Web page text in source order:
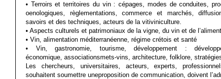
• Terroirs et territoires du vin : cépages, modes de conduites,
oenologiques, règlementations, commerce et marchés,
savoirs et des techniques, acteurs de la vitiviniculture.
• Aspects culturels et patrimoniaux de la vigne, du vin et de
• Vin, alimentation méditerranéenne, régime crétois et santé
• Vin, gastronomie, tourisme, développement :
économique, associationsmets-vins, architecture, folklore,
Les chercheurs, universitaires, acteurs, experts,
souhaitent soumettre uneproposition de communication, doivent